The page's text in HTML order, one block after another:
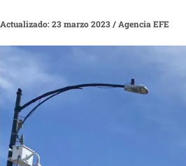
Actualizado: 23 marzo 2023/ Agencia EFE